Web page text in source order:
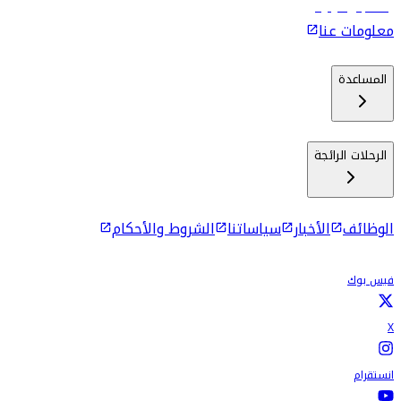
رحلات إلى كولومبو
معلومات عنا
المساعدة
الرحلات الرائجة
الوظائف الأخبار سياساتنا الشروط والأحكام
فيس بوك
X
انستقرام